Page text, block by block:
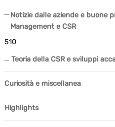
Notizie dalle aziende e buone
Management e CSR
510
Teoria della CSR e sviluppi
Curiosità e miscellanea
Highlights